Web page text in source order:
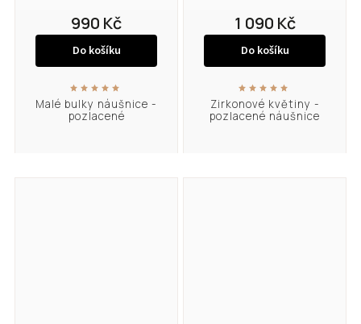
Malé bulky náušnice -
pozlacené
990 Kč
Do košíku
Zirkonové květiny -
pozlacené náušnice
1 090 Kč
Do košíku